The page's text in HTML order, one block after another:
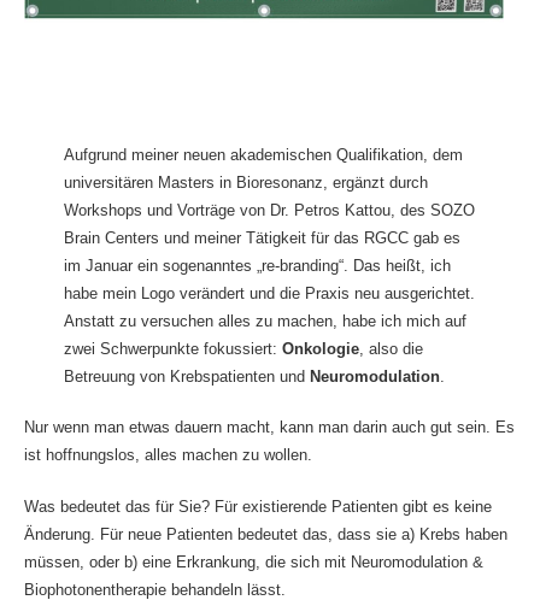
Aufgrund meiner neuen akademischen Qualifikation, dem
universitären Masters in Bioresonanz, ergänzt durch
Workshops und Vorträge von Dr. Petros Kattou, des SOZO
Brain Centers und meiner Tätigkeit für das RGCC gab es
im Januar ein sogenanntes „re-branding“. Das heißt, ich
habe mein Logo verändert und die Praxis neu ausgerichtet.
Anstatt zu versuchen alles zu machen, habe ich mich auf
zwei Schwerpunkte fokussiert: Onkologie, also die
Betreuung von Krebspatienten und Neuromodulation.
Nur wenn man etwas dauern macht, kann man darin auch gut sein. Es
ist hoffnungslos, alles machen zu wollen.
Was bedeutet das für Sie? Für existierende Patienten gibt es keine
Änderung. Für neue Patienten bedeutet das, dass sie a) Krebs haben
müssen, oder b) eine Erkrankung, die sich mit Neuromodulation &
Biophotonentherapie behandeln lässt.